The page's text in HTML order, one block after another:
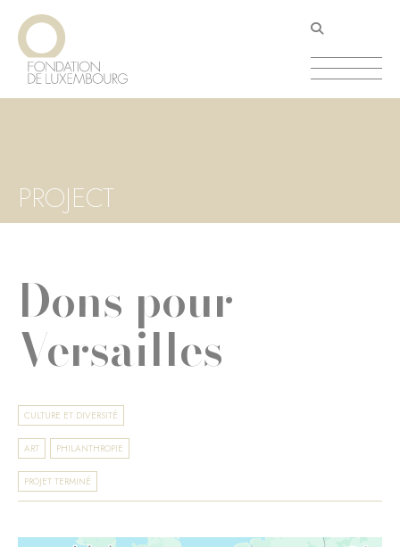
Aller
contenu
principal
PROJECT
Dons pour
Versailles
CULTURE ET DIVERSITÉ
ART PHILANTHROPIE
PROJET TERMINÉ
Panneau de gestion des cookies